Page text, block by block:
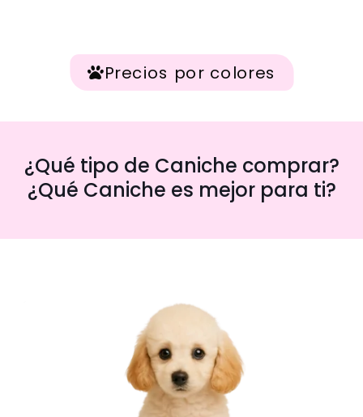
Precios por colores
¿Qué tipo de Caniche comprar?
¿Qué Caniche es mejor para ti?